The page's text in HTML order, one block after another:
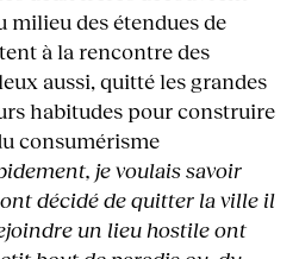
milieu des étendues de
à la rencontre des
aussi, quitté les grandes
habitudes pour construire
consumérisme
je voulais savoir
décidé de quitter la ville il
un lieu hostile ont